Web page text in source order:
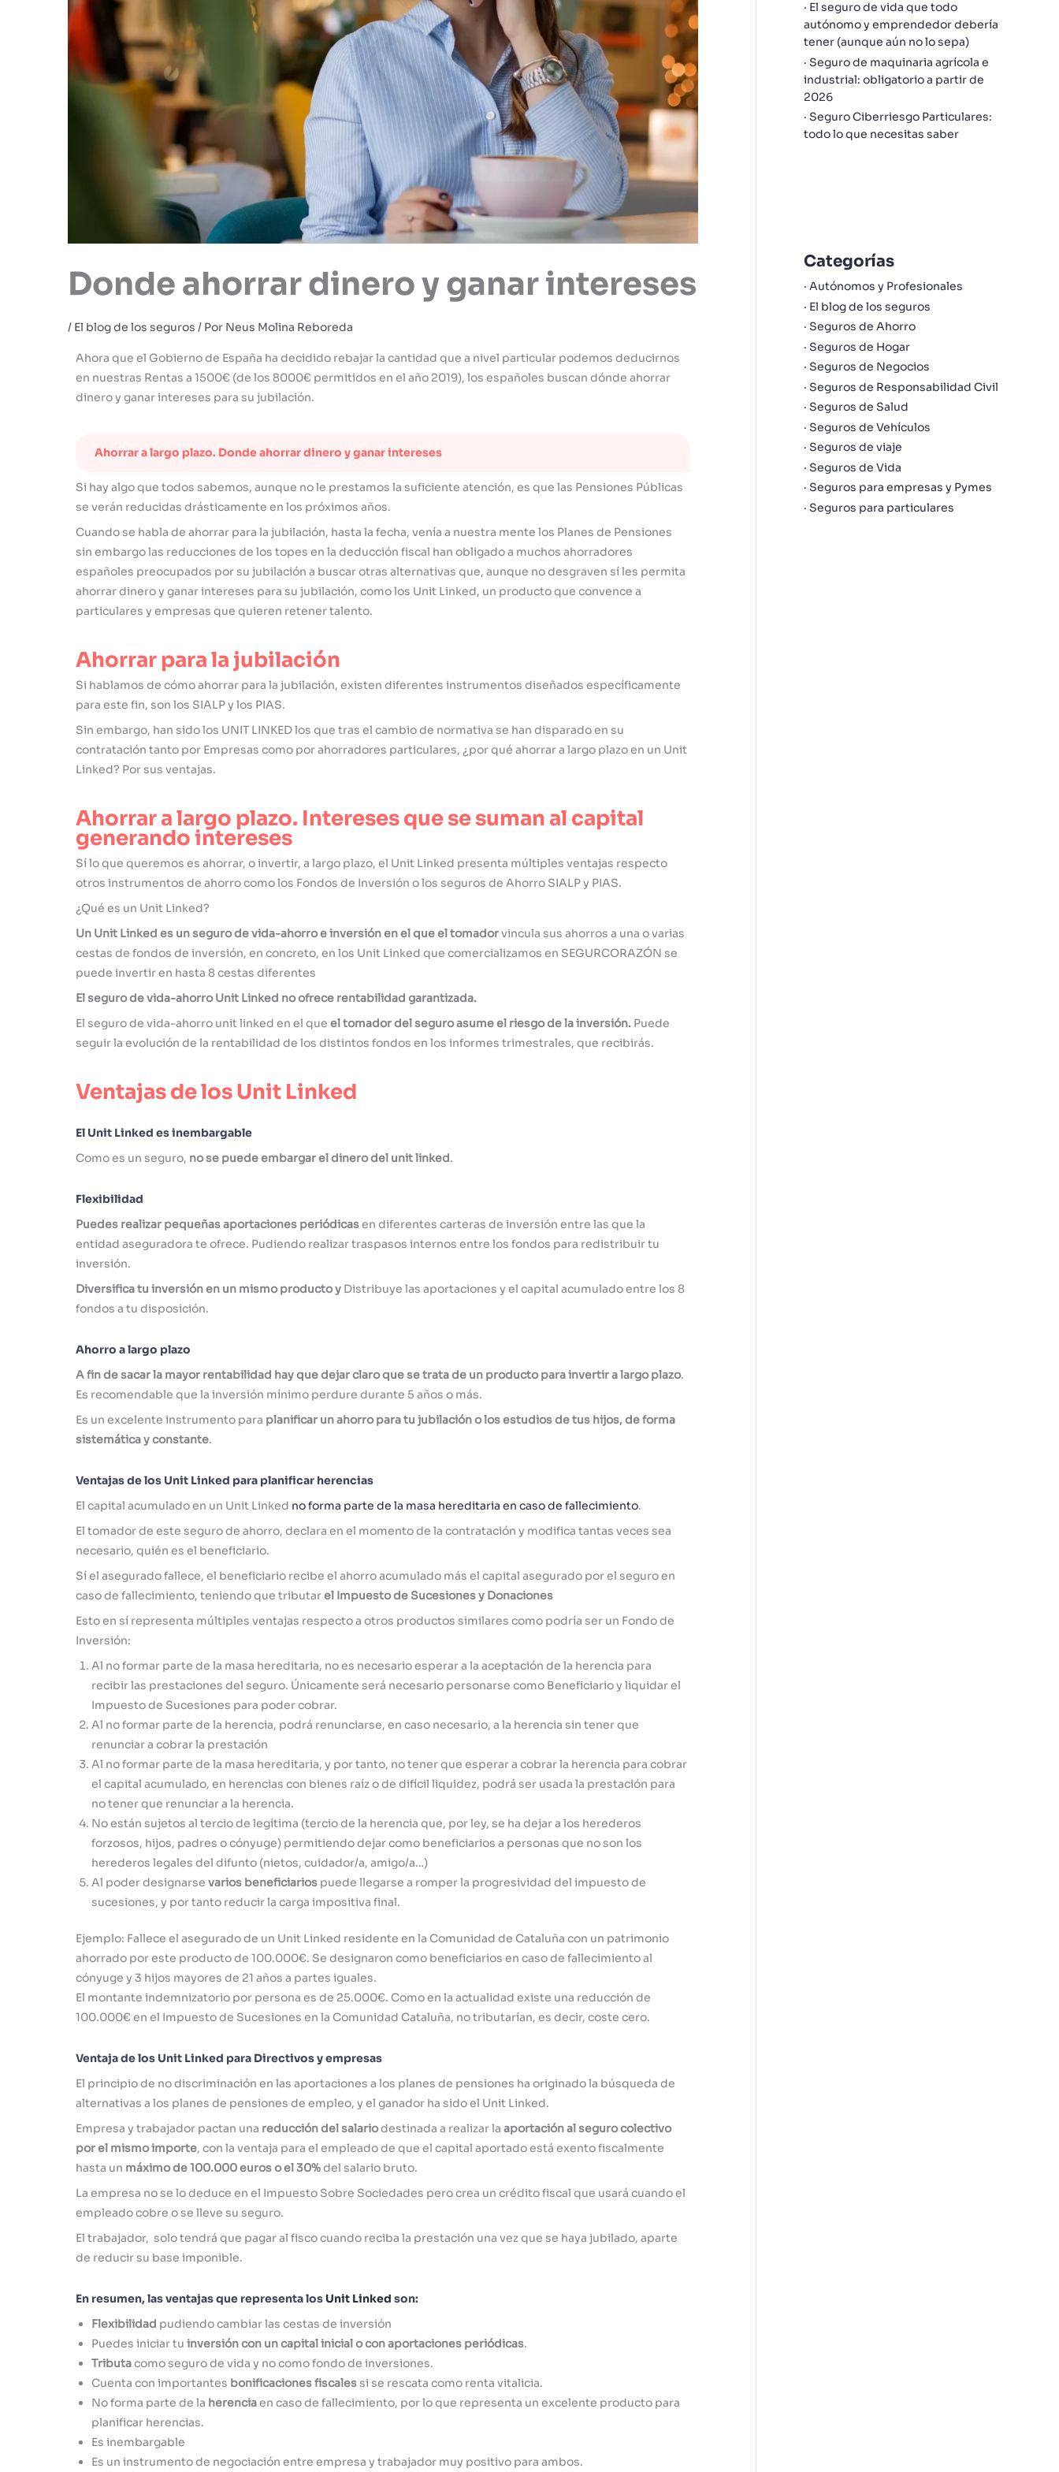
Donde ahorrar dinero y ganar intereses
/ El blog de los seguros / Por Neus Molina Reboreda
Ahora que el Gobierno de España ha decidido rebajar la cantidad que a nivel particular podemos deducirnos
en nuestras Rentas a 1500€ (de los 8000€ permitidos en el año 2019), los españoles buscan dónde ahorrar
dinero y ganar intereses para su jubilación.
Ahorrar a largo plazo. Donde ahorrar dinero y ganar intereses
Si hay algo que todos sabemos, aunque no le prestamos la suficiente atención, es que las Pensiones Públicas
se verán reducidas drásticamente en los próximos años.
Cuando se habla de ahorrar para la jubilación, hasta la fecha, venía a nuestra mente los Planes de Pensiones
sin embargo las reducciones de los topes en la deducción fiscal han obligado a muchos ahorradores
españoles preocupados por su jubilación a buscar otras alternativas que, aunque no desgraven sí les permita
ahorrar dinero y ganar intereses para su jubilación, como los Unit Linked, un producto que convence a
particulares y empresas que quieren retener talento.
Ahorrar para la jubilación
Si hablamos de cómo ahorrar para la jubilación, existen diferentes instrumentos diseñados específicamente
para este fin, son los SIALP y los PIAS.
Sin embargo, han sido los UNIT LINKED los que tras el cambio de normativa se han disparado en su
contratación tanto por Empresas como por ahorradores particulares, ¿por qué ahorrar a largo plazo en un Unit
Linked? Por sus ventajas.
Ahorrar a largo plazo. Intereses que se suman al capital
generando intereses
Sí lo que queremos es ahorrar, o invertir, a largo plazo, el Unit Linked presenta múltiples ventajas respecto
otros instrumentos de ahorro como los Fondos de Inversión o los seguros de Ahorro SIALP y PIAS.
¿Qué es un Unit Linked?
Un Unit Linked es unseguro de vida-ahorro e inversiónen el que el tomadorvincula sus ahorros a una o varias
cestas de fondos de inversión, en concreto, en los Unit Linked que comercializamos en SEGURCORAZÓN se
puede invertir en hasta 8 cestas diferentes
El seguro de vida-ahorro Unit Linked no ofrece rentabilidad garantizada.
El seguro de vida-ahorro unit linked en el que el tomador del seguro asume el riesgo de la inversión.Puede
seguir la evolución de la rentabilidad de los distintos fondos en los informes trimestrales, que recibirás.
Ventajas de los Unit Linked
El Unit Linked es inembargable
Como es un seguro, no se puede embargar el dinero del unit linked.
Flexibilidad
Puedes realizar pequeñas aportaciones periódicasen diferentes carteras de inversión entre las que la
entidad aseguradora te ofrece. Pudiendo realizar traspasos internos entre los fondos para redistribuir tu
inversión.
Diversifica tu inversión en un mismo producto y Distribuye las aportaciones y el capital acumulado entre los 8
fondos a tu disposición.
Ahorro a largo plazo
A fin de sacar la mayor rentabilidad hay que dejar claro que se trata de un producto para invertir a largo plazo.
Es recomendable que la inversión mínimo perdure durante 5 años o más.
Es un excelente instrumento para planificar un ahorro para tu jubilación o los estudios de tus hijos, de forma
sistemática y constante.
Ventajas de los Unit Linked para planificar herencias
El capital acumulado en un Unit Linked no forma parte de la masa hereditaria en caso de fallecimiento.
El tomador de este seguro de ahorro, declara en el momento de la contratación y modifica tantas veces sea
necesario, quién es el beneficiario.
Sí el asegurado fallece, el beneficiario recibe el ahorro acumulado más el capital asegurado por el seguro en
caso de fallecimiento, teniendo que tributarel Impuesto de Sucesiones y Donaciones
Esto en sí representa múltiples ventajas respecto a otros productos similares como podría ser un Fondo de
Inversión:
Al no formar parte de la masa hereditaria, no es necesario esperar a la aceptación de la herencia para
recibir las prestaciones del seguro. Únicamente será necesario personarse como Beneficiario y liquidar el
Impuesto de Sucesiones para poder cobrar.
Al no formar parte de la herencia, podrá renunciarse, en caso necesario, a la herencia sin tener que
renunciar a cobrar la prestación
Al no formar parte de la masa hereditaria, y por tanto, no tener que esperar a cobrar la herencia para cobrar
el capital acumulado, en herencias con bienes raíz o de difícil liquidez, podrá ser usada la prestación para
no tener que renunciar a la herencia.
No están sujetos al tercio de legítima (tercio de la herencia que, por ley, se ha dejar a los herederos
forzosos, hijos, padres o cónyuge) permitiendo dejar como beneficiarios a personas que no son los
herederos legales del difunto (nietos, cuidador/a, amigo/a…)
Al poder designarse varios beneficiariospuede llegarse a romper la progresividad del impuesto de
sucesiones, y por tanto reducir la carga impositiva final.
Ejemplo: Fallece el asegurado de un Unit Linked residente en la Comunidad de Cataluña con un patrimonio
ahorrado por este producto de 100.000€. Se designaron como beneficiarios en caso de fallecimiento al
cónyuge y 3 hijos mayores de 21 años a partes iguales.
El montante indemnizatorio por persona es de 25.000€. Como en la actualidad existe una reducción de
100.000€ en el Impuesto de Sucesiones en la Comunidad Cataluña, no tributarían, es decir, coste cero.
Ventaja de los Unit Linked para Directivos y empresas
El principio de no discriminación en las aportaciones a los planes de pensiones ha originado la búsqueda de
alternativas a los planes de pensiones de empleo, y el ganador ha sido el Unit Linked.
Empresa y trabajador pactan una reducción del salariodestinada a realizar la aportación al seguro colectivo
por el mismo importe, con la ventaja para el empleado de que el capital aportado está exento fiscalmente
hasta un máximo de 100.000 euros o el 30%del salario bruto.
La empresa no se lo deduce en el Impuesto Sobre Sociedades pero crea un crédito fiscal que usará cuando el
empleado cobre o se lleve su seguro.
El trabajador, solo tendrá que pagar al fisco cuando reciba la prestación una vez que se haya jubilado, aparte
de reducir su base imponible.
En resumen, las ventajas que representa los Unit Linked son:
Flexibilidad pudiendo cambiar las cestas de inversión
Puedes iniciar tu inversión con un capital inicial o con aportaciones periódicas.
Tributacomo seguro de vida y no como fondo de inversiones.
Cuenta con importantes bonificaciones fiscalessi se rescata como renta vitalicia.
No forma parte de la herenciaen caso de fallecimiento, por lo que representa un excelente producto para
planificar herencias.
Es inembargable
Es un instrumento de negociación entre empresa y trabajador muy positivo para ambos.
El seguro de vida que todo
autónomo y emprendedor debería
tener (aunque aún no lo sepa)
Seguro de maquinaria agrícola e
industrial: obligatorio a partir de
2026
Seguro Ciberriesgo Particulares:
todo lo que necesitas saber
Categorías
Autónomos y Profesionales
El blog de los seguros
Seguros de Ahorro
Seguros de Hogar
Seguros de Negocios
Seguros de Responsabilidad Civil
Seguros de Salud
Seguros de Vehículos
Seguros de viaje
Seguros de Vida
Seguros para empresas y Pymes
Seguros para particulares